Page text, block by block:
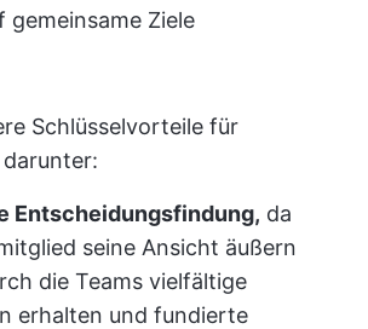
gemeinsame Ziele
Schlüsselvorteile für
Entscheidungsfindung, da
seine Ansicht äußern
die Teams vielfältige
erhalten und fundierte